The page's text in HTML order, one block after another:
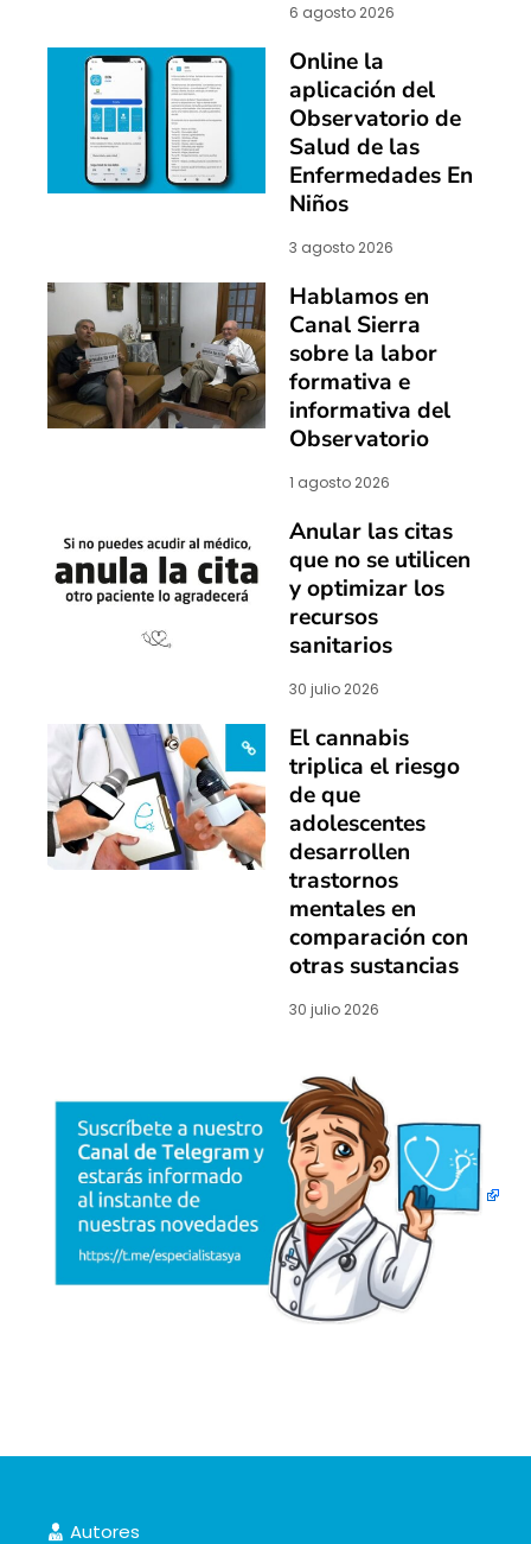
6 agosto 2026
Online la
aplicación del
Observatorio de
Salud de las
Enfermedades En
Niños
3 agosto 2026
Hablamos en
Canal Sierra
sobre la labor
formativa e
informativa del
Observatorio
1 agosto 2026
Anular las citas
que no se utilicen
y optimizar los
recursos
sanitarios
30 julio 2026
El cannabis
triplica el riesgo
de que
adolescentes
desarrollen
trastornos
mentales en
comparación con
otras sustancias
30 julio 2026
Autores